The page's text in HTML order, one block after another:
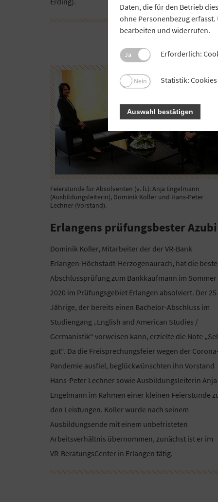
Feierstunde für Absolventen (v. li.): Anja Engelmann
(Ausbildungsleiterin), Dominik Koller und Hans-Peter
Lechner (Vorstand).
Erlangens prüfungsbester Azubi
Dominik Koller, Mitarbeiter der der VR-Bank
Erlangen-Höchstadt-Herzogenaurach, hat die beste
Abschlussprüfung zum Bankkaufmann im Sommer
2020 im Prüfungsgebiet Erlangen absolviert. Der 25-
Jährige, der bereits einen Bachelor-Abschluss im
Studiengang „English and American Studies /
Germanistik“ vorweisen kann, erzielte die Note
gut“. Da die Freisprechungsfeier wegen der Corona-
Pandemie ausfiel, beglückwünschten ihn Vorstand
Hans-Peter Lechner sowie Ausbildungsleiterin Anja
Engelmann im Rahmen einer kleinen Feierstunde
den Leistungen. Koller wurde nach seinem
Ausbildungsende mit einem unbefristeten
Arbeitsverhältnis übernommen, zunächst ist er im
VR-BeratungsCenter in Erlangen tätig.
Daten, die für den Betrieb
ohne Personenbezug
bearbeiten und widerrufen.
Ja Erforderlich:
Nein Statistik:
Auswahl bestätigen